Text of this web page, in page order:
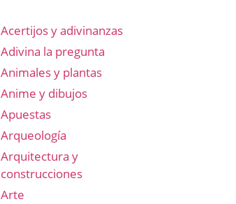
Acertijos y adivinanzas
Adivina la pregunta
Animales y plantas
Anime y dibujos
Apuestas
Arqueología
Arquitectura y
construcciones
Arte